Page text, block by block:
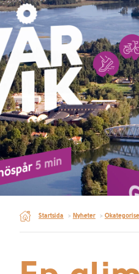
Startsida > Nyheter >